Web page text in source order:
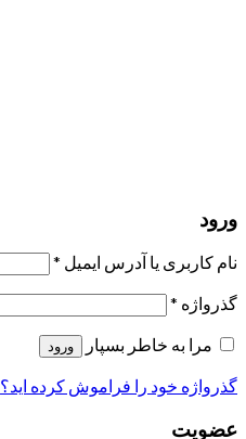
ورود
نام کاربری یا آدرس ایمیل *
گذرواژه *
مرا به خاطر بسپار
ورود
گذرواژه خود را فراموش کرده اید؟
عضویت